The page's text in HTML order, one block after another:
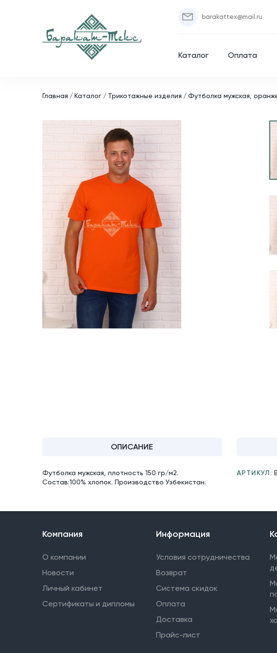
barakattex@mail.ru
Каталог Оплата
Главная Каталог Трикотажные изделия Футболка мужская,
ОПИСАНИЕ
Футболка мужская, плотность 150 гр/м2.
Состав:100% хлопок. Производство Узбекистан.
АРТИКУЛ:
Компания
О компании
Новости
Личный кабинет
Сертификаты и дипломы
Информация
Условия сотрудничества
Возврат
Система скидок
Оплата
Доставка
Прайс-лист